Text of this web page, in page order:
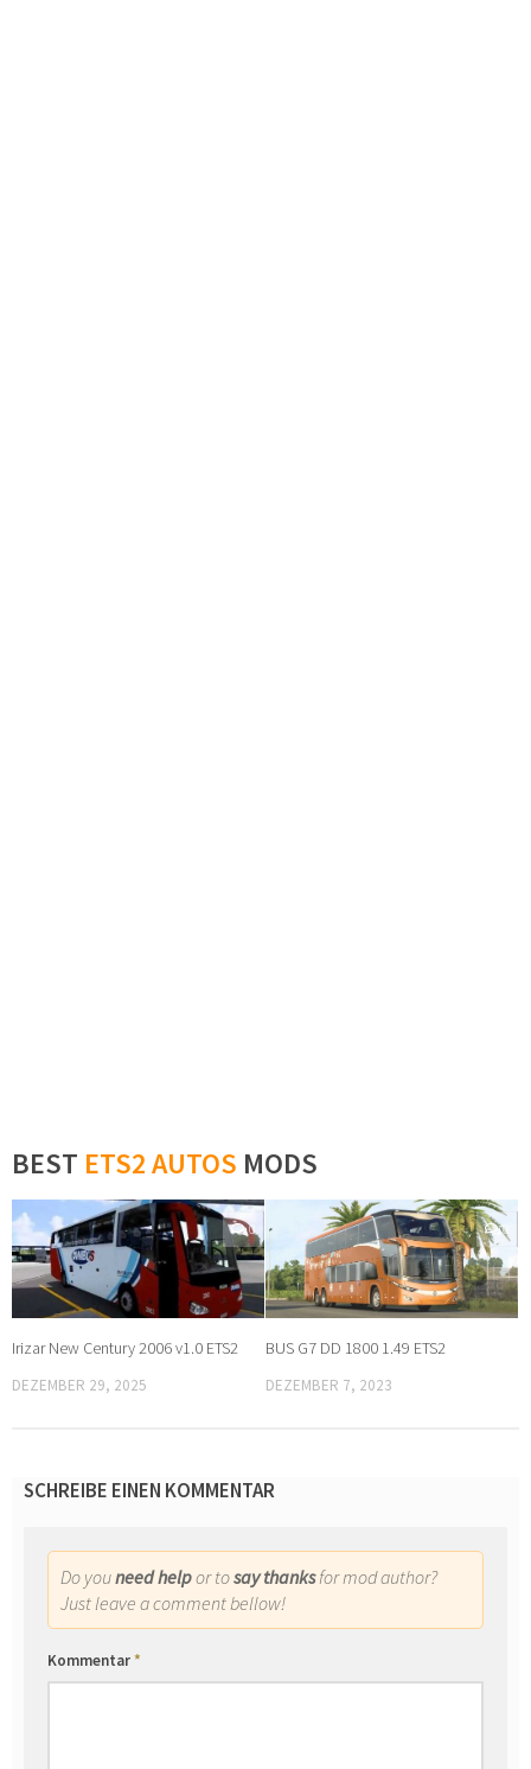
BEST ETS2 AUTOS MODS
0
Irizar New Century 2006 v1.0 ETS2
DEZEMBER 29, 2025
0
BUS G7 DD 1800 1.49 ETS2
DEZEMBER 7, 2023
SCHREIBE EINEN KOMMENTAR
Do youneed helpor tosay thanksfor mod author?
Just leave a comment bellow!
Kommentar*